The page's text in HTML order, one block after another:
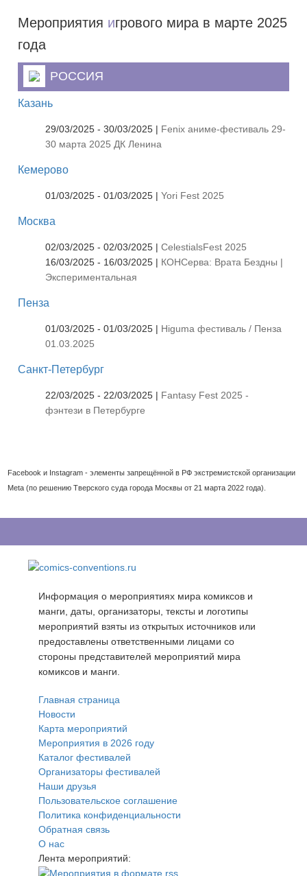
Мероприятия игрового мира в марте 2025
года
РОССИЯ
Казань
29/03/2025 - 30/03/2025 | Fenix аниме-фестиваль 29-
30 марта 2025 ДК Ленина
Кемерово
01/03/2025 - 01/03/2025 |Yori Fest 2025
Москва
02/03/2025 - 02/03/2025 |CelestialsFest 2025
16/03/2025 - 16/03/2025 | КОНСерва: Врата Бездны |
Экспериментальная
Пенза
01/03/2025 - 01/03/2025 | Higuma фестиваль / Пенза
01.03.2025
Санкт-Петербург
22/03/2025 - 22/03/2025 | Fantasy Fest 2025 -
фэнтези в Петербурге
Facebook и Instagram - элементы запрещённой в РФ экстремистской организации
Meta (по решению Тверского суда города Москвы от 21 марта 2022 года).
Информация о мероприятиях мира комиксов и
манги, даты, организаторы, тексты и логотипы
мероприятий взяты из открытых источников или
предоставлены ответственными лицами со
стороны представителей мероприятий мира
комиксов и манги.
Главная страница
Новости
Карта мероприятий
Мероприятия в 2026 году
Каталог фестивалей
Организаторы фестивалей
Наши друзья
Пользовательское соглашение
Политика конфиденциальности
Обратная связь
О нас
Лента мероприятий: